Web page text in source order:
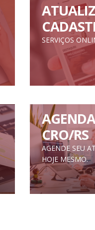
SERVIÇOS
CRO/RS
AGENDE SEU
HOJE MESMO.